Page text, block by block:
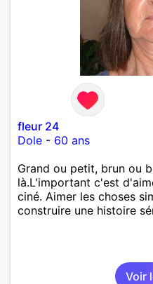
fleur 24
Dole - 60 ans
Grand ou petit, brun ou
là.L'important c'est
ciné. Aimer les choses
construire une histoire
Voir